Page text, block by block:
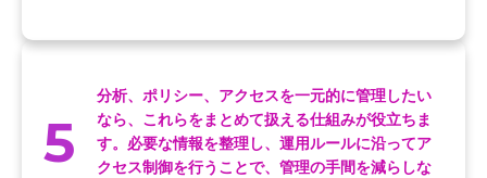
5
分析、ポリシー、アクセスを一元的に管理したい
なら、これらをまとめて扱える仕組みが役立ちま
す。必要な情報を整理し、運用ルールに沿ってア
クセス制御を行うことで、管理の手間を減らしな